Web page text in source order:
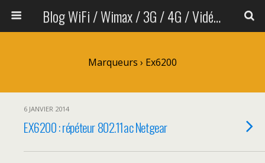
Blog WiFi / Wimax / 3G / 4G / Vidéo sans fil
Marqueurs › Ex6200
6 JANVIER 2014
EX6200 : répéteur 802.11ac Netgear